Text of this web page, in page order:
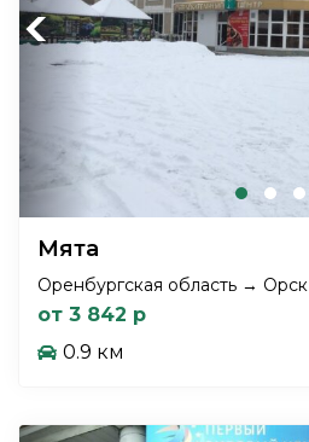
Previous
Мята
Оренбургская область → Орск
от 3 842 р
0.9 км